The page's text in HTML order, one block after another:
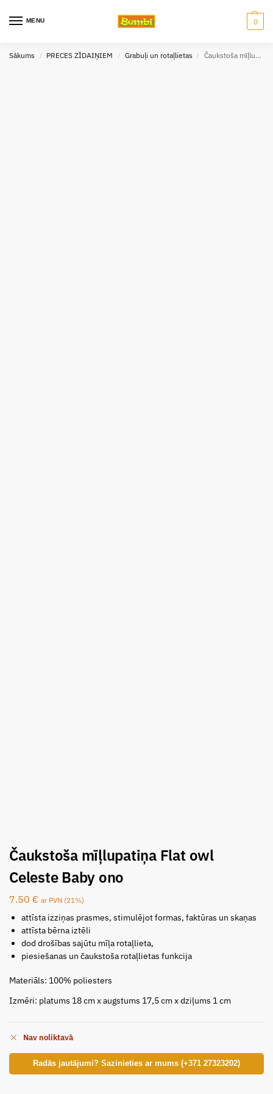
MENU 0
Sākums / PRECES ZĪDAIŅIEM / Grabuļi un rotaļlietas / Čaukstoša mīļlupatiņa Flat owl Celeste Baby ono
Čaukstoša mīļlupatiņa Flat owl
Celeste Baby ono
7.50 € ar PVN (21%)
attīsta izziņas prasmes, stimulējot formas, faktūras un skaņas
attīsta bērna iztēli
dod drošības sajūtu mīļa rotaļlieta,
piesiešanas un čaukstoša rotaļlietas funkcija
Materiāls: 100% poliesters
Izmēri: platums 18 cm x augstums 17,5 cm x dziļums 1 cm
Nav noliktavā
Radās jautājumi? Sazinieties ar mums (+371 27323202)